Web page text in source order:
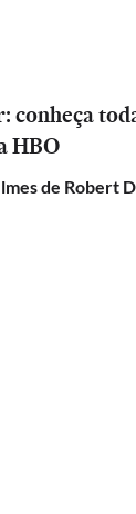
HBO
de Robert